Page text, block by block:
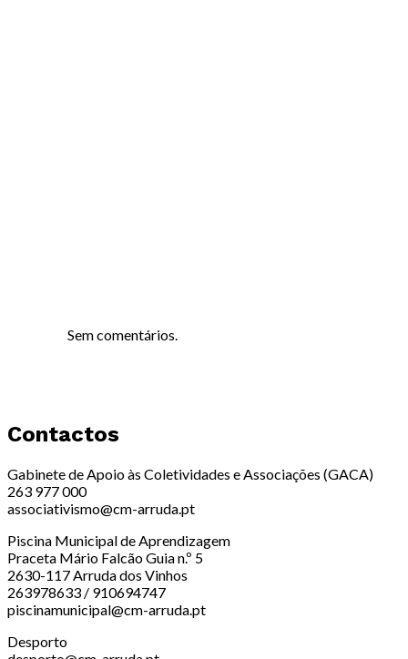
Sem comentários.
Contactos
Gabinete de Apoio às Coletividades e Associações (GACA)
263 977 000
associativismo@cm-arruda.pt
Piscina Municipal de Aprendizagem
Praceta Mário Falcão Guia n.º 5
2630-117 Arruda dos Vinhos
263978633 / 910694747
piscinamunicipal@cm-arruda.pt
Desporto